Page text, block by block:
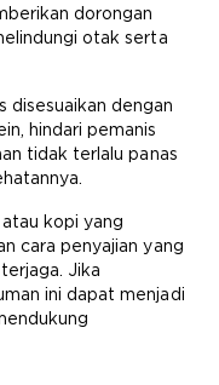
dorongan
otak serta
disesuaikan dengan
hindari pemanis
tidak terlalu panas
kopi yang
cara penyajian yang
Jika
ini dapat menjadi